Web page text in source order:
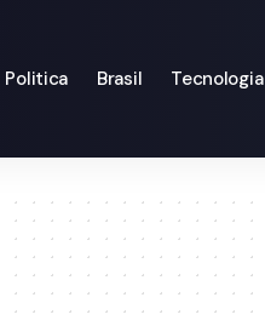
Politica Brasil Tecnologia